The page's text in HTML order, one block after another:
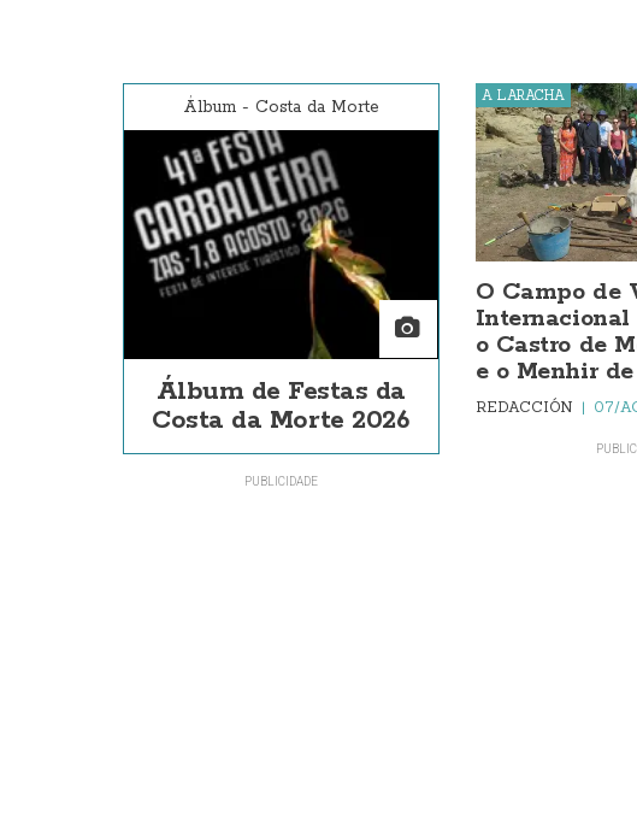
Álbum - Costa da Morte
Álbum de Festas da
Costa da Morte 2026
A LARACHA
O Campo de
Internacional
o Castro de
e o Menhir
REDACCIÓN 07/